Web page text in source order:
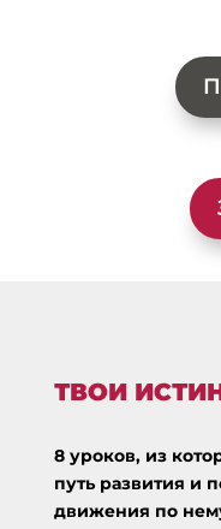
ТВОИ
8 уроков, из
путь развития и
движения по